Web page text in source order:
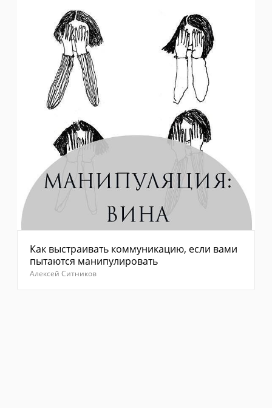
Как выстраивать коммуникацию, если вами
пытаются манипулировать
Алексей Ситников